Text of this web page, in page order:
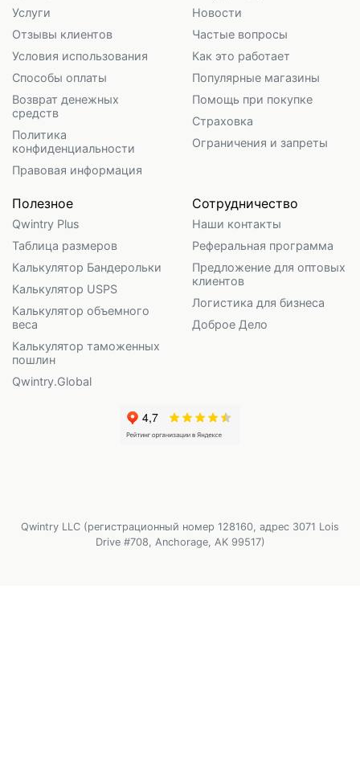
Услуги
Отзывы клиентов
Условия использования
Способы оплаты
Возврат денежных
средств
Политика
конфиденциальности
Правовая информация
Новости
Частые вопросы
Как это работает
Популярные магазины
Помощь при покупке
Страховка
Ограничения и запреты
Полезное
Qwintry Plus
Таблица размеров
Калькулятор Бандерольки
Калькулятор USPS
Калькулятор объемного
веса
Калькулятор таможенных
пошлин
Qwintry.Global
Сотрудничество
Наши контакты
Реферальная программа
Предложение для оптовых
клиентов
Логистика для бизнеса
Доброе Дело
Qwintry LLC (регистрационный номер 128160, адрес 3071 Lois
Drive #708, Anchorage, AK 99517)